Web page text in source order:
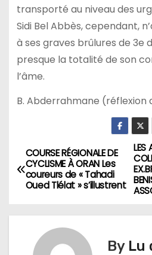
transporté au niveau des
Sidi Bel Abbès, cependant,
à ses graves brûlures de 3e
presque la totalité de son
l’âme.
B. Abderrahmane (réflexion
N
a
LES
COURSE RÉGIONALE DE
CYCLISME À ORAN Les
coureurs de « Tahadi
Oued Tlélat » s’illustrent
By Lu